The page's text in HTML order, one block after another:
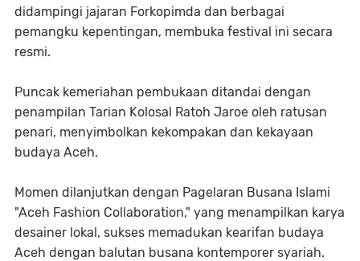
didampingi jajaran Forkopimda dan berbagai
pemangku kepentingan, membuka festival ini secara
resmi.
Puncak kemeriahan pembukaan ditandai dengan
penampilan Tarian Kolosal Ratoh Jaroe oleh ratusan
penari, menyimbolkan kekompakan dan kekayaan
budaya Aceh.
Momen dilanjutkan dengan Pagelaran Busana Islami
"Aceh Fashion Collaboration," yang menampilkan karya
desainer lokal, sukses memadukan kearifan budaya
Aceh dengan balutan busana kontemporer syariah.